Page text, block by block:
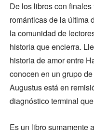
De los libros con
románticas de la última
la comunidad de
historia que encierra.
historia de amor entre
conocen en un grupo
Augustus está en
diagnóstico terminal
Es un libro sumamente